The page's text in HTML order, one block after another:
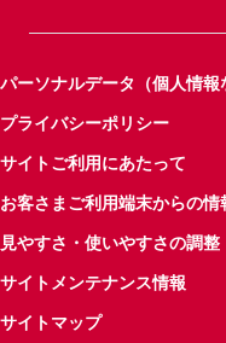
パーソナルデータ（個人情報
プライバシーポリシー
サイトご利用にあたって
お客さまご利用端末からの
見やすさ・使いやすさの調整
サイトメンテナンス情報
サイトマップ